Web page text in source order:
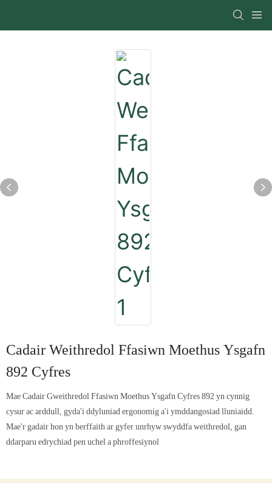
Cadair Weithredol Ffasiwn Moethus Ysgafn
892 Cyfres
Mae Cadair Gweithredol Ffasiwn Moethus Ysgafn Cyfres 892 yn cynnig
cysur ac arddull, gyda'i ddyluniad ergonomig a'i ymddangosiad lluniaidd.
Mae'r gadair hon yn berffaith ar gyfer unrhyw swyddfa weithredol, gan
ddarparu edrychiad pen uchel a phroffesiynol